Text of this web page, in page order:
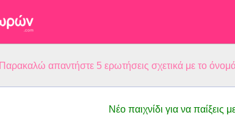
Παρακαλώ απαντήστε 5 ερωτήσεις σχετικά με το
Νέο παιχνίδι για να παίξεις